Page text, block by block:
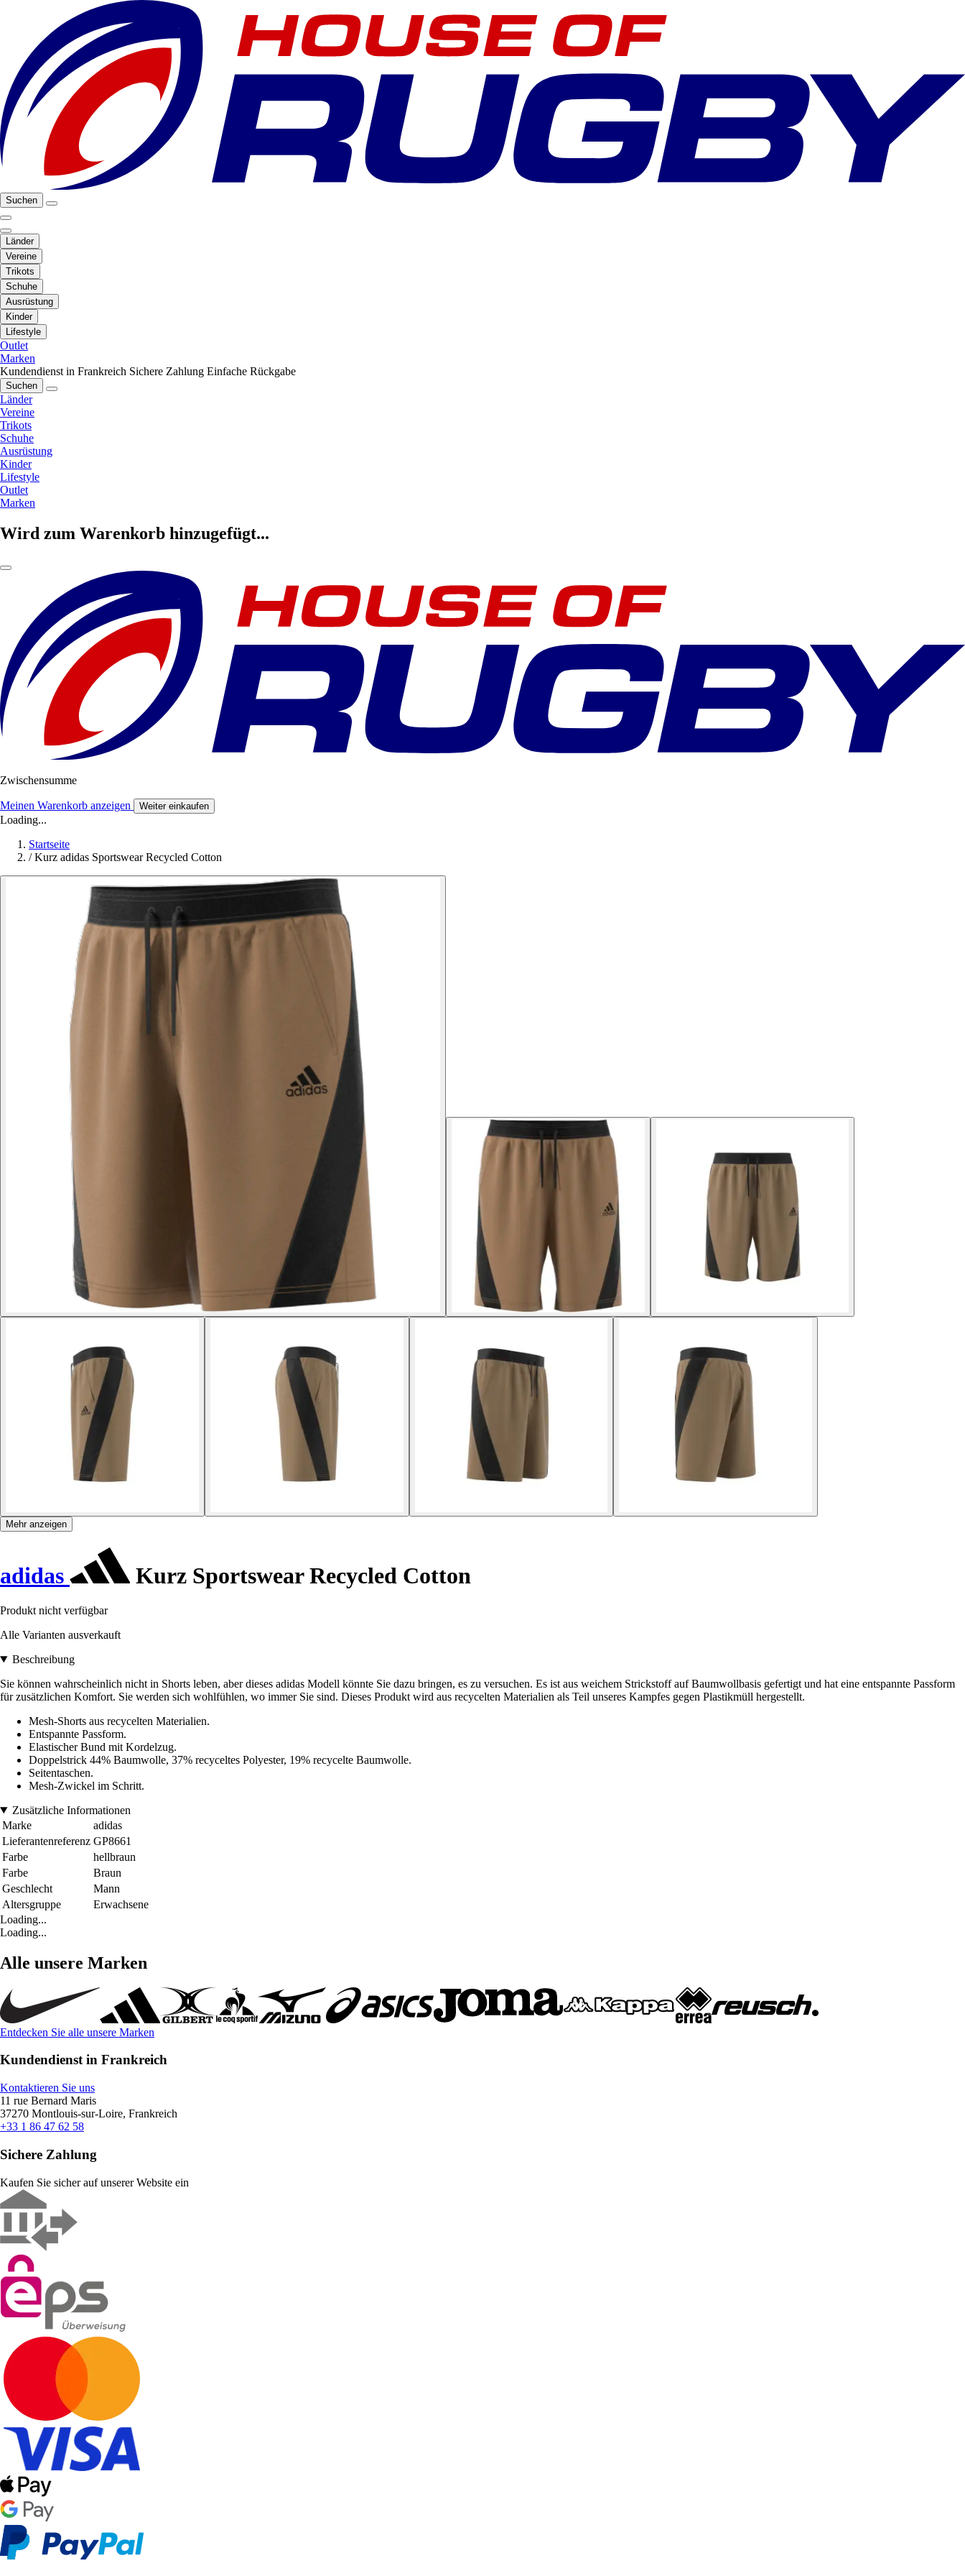
Suchen
Länder
Vereine
Trikots
Schuhe
Ausrüstung
Kinder
Lifestyle
Outlet
Marken
Kundendienst in Frankreich Sichere Zahlung Einfache Rückgabe
Suchen
Länder
Vereine
Trikots
Schuhe
Ausrüstung
Kinder
Lifestyle
Outlet
Marken
Wird zum Warenkorb hinzugefügt...
Zwischensumme
Meinen Warenkorb anzeigen Weiter einkaufen
Loading...
Startseite
/ Kurz adidas Sportswear Recycled Cotton
Mehr anzeigen
adidas Kurz Sportswear Recycled Cotton
Produkt nicht verfügbar
Alle Varianten ausverkauft
Beschreibung
Sie können wahrscheinlich nicht in Shorts leben, aber dieses adidas Modell könnte Sie dazu bringen, es zu versuchen. Es ist aus weichem Strickstoff auf Baumwollbasis gefertigt und hat eine entspannte Passform
für zusätzlichen Komfort. Sie werden sich wohlfühlen, wo immer Sie sind. Dieses Produkt wird aus recycelten Materialien als Teil unseres Kampfes gegen Plastikmüll hergestellt.
Mesh-Shorts aus recycelten Materialien.
Entspannte Passform.
Elastischer Bund mit Kordelzug.
Doppelstrick 44% Baumwolle, 37% recyceltes Polyester, 19% recycelte Baumwolle.
Seitentaschen.
Mesh-Zwickel im Schritt.
Zusätzliche Informationen
Marke
adidas
Lieferantenreferenz GP8661
Farbe
hellbraun
Farbe
Braun
Geschlecht
Mann
Altersgruppe
Erwachsene
Loading...
Loading...
Alle unsere Marken
Entdecken Sie alle unsere Marken
Kundendienst in Frankreich
Kontaktieren Sie uns
11 rue Bernard Maris
37270 Montlouis-sur-Loire, Frankreich
+33 1 86 47 62 58
Sichere Zahlung
Kaufen Sie sicher auf unserer Website ein